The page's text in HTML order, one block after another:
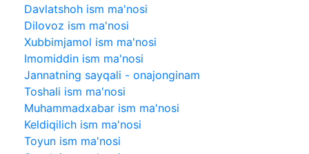
Davlatshoh ism ma'nosi
Dilovoz ism ma'nosi
Xubbimjamol ism ma'nosi
Imomiddin ism ma'nosi
Jannatning sayqali - onajonginam
Toshali ism ma'nosi
Muhammadxabar ism ma'nosi
Keldiqilich ism ma'nosi
Toyun ism ma'nosi